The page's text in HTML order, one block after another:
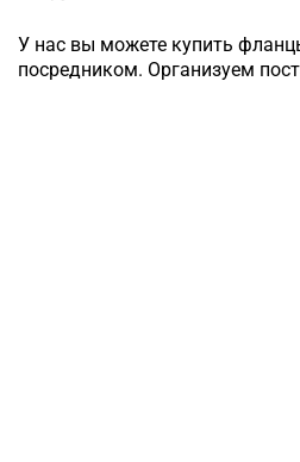
У нас вы можете купить
посредником. Организуем